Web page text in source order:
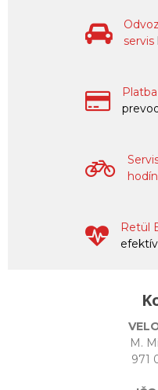
Odvoz
servis
hodín
Retül
M.
971